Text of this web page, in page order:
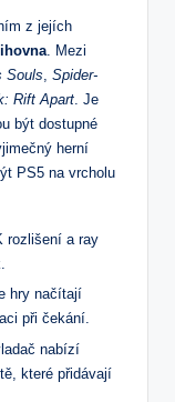
z jejích
. Mezi
Souls, Spider-
Rift Apart. Je
být dostupné
herní
PS5 na vrcholu
rozlišení a ray
hry načítají
při čekání.
nabízí
které přidávají